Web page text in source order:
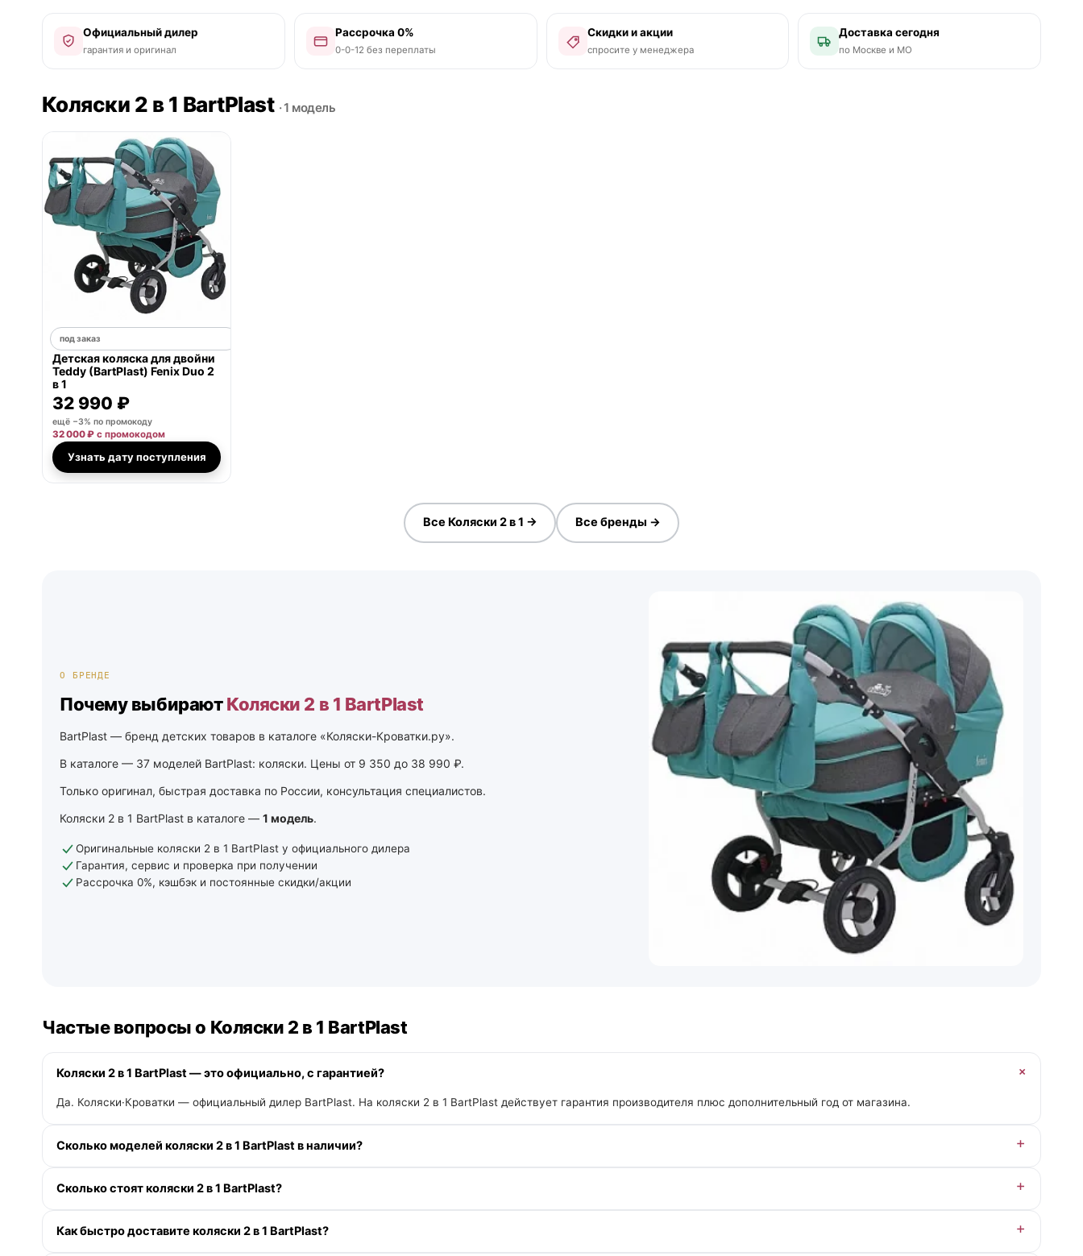
Официальный дилер
гарантия и оригинал
Рассрочка 0%
0-0-12 без переплаты
Скидки и акции
спросите у менеджера
Доставка сегодня
по Москве и МО
Коляски 2 в 1 BartPlast · 1 модель
под заказ
Детская коляска для двойни
Teddy (BartPlast) Fenix Duo 2
в 1
32 990 ₽
ещё −3% по промокоду
32 000 ₽ с промокодом
Узнать дату поступления
Все Коляски 2 в 1 → Все бренды →
О БРЕНДЕ
Почему выбираютКоляски 2 в 1 BartPlast
BartPlast — бренд детских товаров в каталоге «Коляски-Кроватки.ру».
В каталоге — 37 моделей BartPlast: коляски. Цены от 9 350 до 38 990 ₽.
Только оригинал, быстрая доставка по России, консультация специалистов.
Коляски 2 в 1 BartPlast в каталоге — 1 модель.
Оригинальные коляски 2 в 1 BartPlast у официального дилера
Гарантия, сервис и проверка при получении
Рассрочка 0%, кэшбэк и постоянные скидки/акции
Частые вопросы о Коляски 2 в 1 BartPlast
Коляски 2 в 1 BartPlast — это официально, с гарантией?
Да. Коляски·Кроватки — официальный дилер BartPlast. На коляски 2 в 1 BartPlast действует гарантия производителя плюс дополнительный год от магазина.
Сколько моделей коляски 2 в 1 BartPlast в наличии?
Сколько стоят коляски 2 в 1 BartPlast?
Как быстро доставите коляски 2 в 1 BartPlast?